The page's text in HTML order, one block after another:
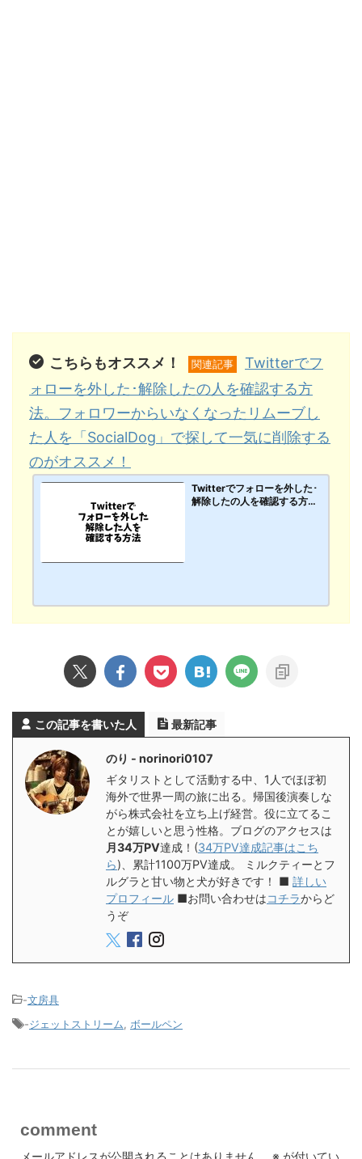
こちらもオススメ！ 関連記事
Twitterでフ
ォローを外した･解除したの人を確認する方
法。フォロワーからいなくなったリムーブし
た人を「SocialDog」で探して一気に削除する
のがオススメ！
Twitterでフォローを外した･
解除したの人を確認する方
この記事を書いた人 最新記事
のり - norinori0107
ギタリストとして活動する中、1人でほぼ初
海外で世界一周の旅に出る。帰国後演奏しな
がら株式会社を立ち上げ経営。役に立てるこ
とが嬉しいと思う性格。ブログのアクセスは
月34万PV達成！(34万PV達成記事はこち
ら)、累計1100万PV達成。 ミルクティーとフ
ルグラと甘い物と犬が好きです！ ■ 詳しい
プロフィール ■お問い合わせはコチラからど
うぞ
-文房具
-ジェットストリーム ボールペン
comment
メールアドレスが公開されることはありません。 ※ が付いてい